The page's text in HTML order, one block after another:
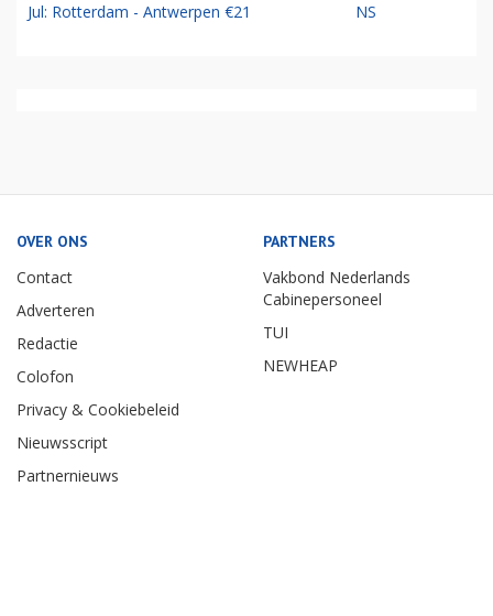
Jul: Rotterdam - Antwerpen €21 NS
OVER ONS
Contact
Adverteren
Redactie
Colofon
Privacy & Cookiebeleid
Nieuwsscript
Partnernieuws
PARTNERS
Vakbond Nederlands
Cabinepersoneel
TUI
NEWHEAP